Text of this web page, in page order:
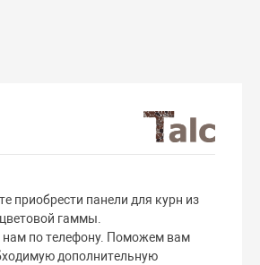
приобрести панели для курн из
гаммы.
нам по телефону. Поможем вам
дополнительную